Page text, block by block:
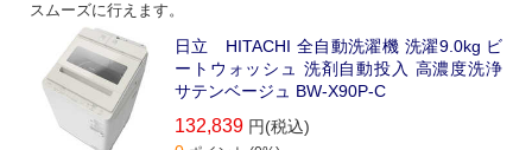
スムーズに行えます。
日立 HITACHI 全自動洗濯機 洗濯9.0kg ビ
ートウォッシュ 洗剤自動投入 高濃度洗浄
サテンベージュ BW-X90P-C
132,839 円(税込)